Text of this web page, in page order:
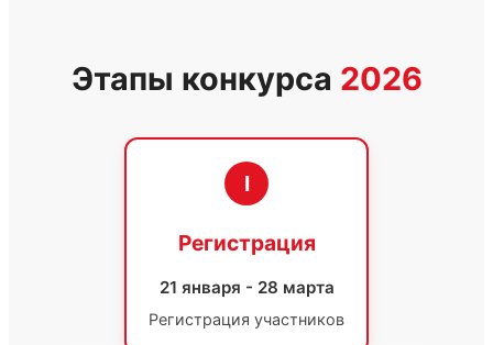
Этапы конкурса 2026
I
Регистрация
21 января - 28 марта
Регистрация участников